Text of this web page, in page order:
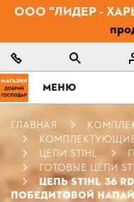
ООО "ЛИДЕР -
МЕНЮ
ГЛАВНАЯ
ЦЕПИ STIHL
ГОТОВЫЕ ЦЕПИ
ЦЕПЬ STIHL 36
ПОБЕДИТОВОЙ